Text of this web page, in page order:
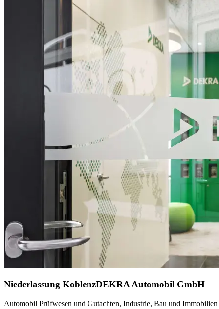
Niederlassung KoblenzDEKRA Automobil GmbH
Automobil Prüfwesen und Gutachten, Industrie, Bau und Immobilien